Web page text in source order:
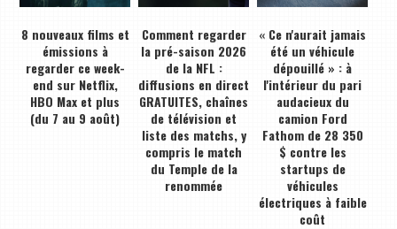
8 nouveaux films et
émissions à
regarder ce week-
end sur Netflix,
HBO Max et plus
(du 7 au 9 août)
Comment regarder
la pré-saison 2026
de la NFL :
diffusions en direct
GRATUITES, chaînes
de télévision et
liste des matchs, y
compris le match
du Temple de la
renommée
« Ce n'aurait jamais
été un véhicule
dépouillé » : à
l'intérieur du pari
audacieux du
camion Ford
Fathom de 28 350
$ contre les
startups de
véhicules
électriques à faible
coût